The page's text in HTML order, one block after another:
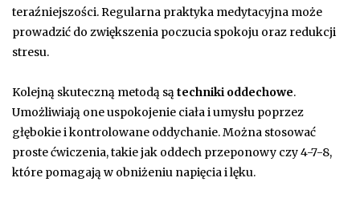
teraźniejszości. Regularna praktyka medytacyjna może
prowadzić do zwiększenia poczucia spokoju oraz redukcji
stresu.
Kolejną skuteczną metodą sątechniki oddechowe.
Umożliwiają one uspokojenie ciała i umysłu poprzez
głębokie i kontrolowane oddychanie. Można stosować
proste ćwiczenia, takie jak oddech przeponowy czy 4-7-8,
które pomagają w obniżeniu napięcia i lęku.